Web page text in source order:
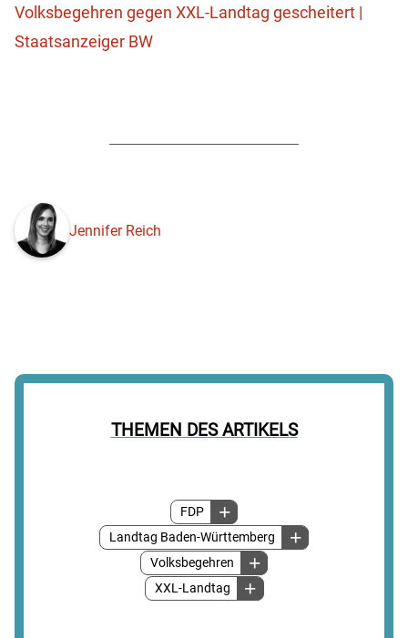
THEMEN DES ARTIKELS
FDP
Landtag Baden-Württemberg
Volksbegehren
XXL-Landtag
Volksbegehren gegen XXL-Landtag gescheitert |
Staatsanzeiger BW
Jennifer Reich